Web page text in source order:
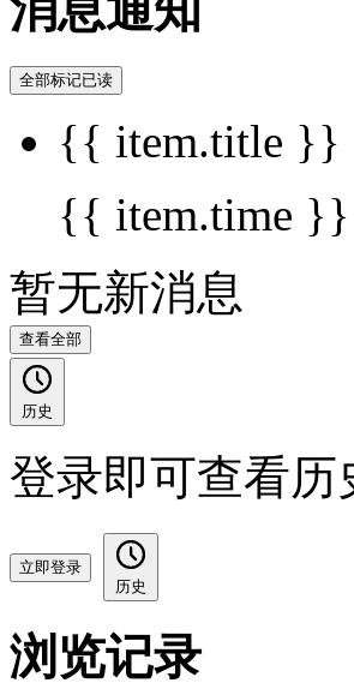
全部标记已读
{{ item.title }}
{{ item.time }}
暂无新消息
查看全部
历史
登录即可查看历
立即登录
历史
浏览记录